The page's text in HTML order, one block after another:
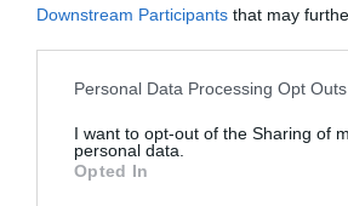
Downstream Participants that may
Personal Data Processing Opt Outs
I want to opt-out of the Sharing of
personal data.
Opted In
DIARIO DE LA
Diario de la corrupción
Oír se manifiesta delante de
“Pedro Sánchez es un
por Redacción